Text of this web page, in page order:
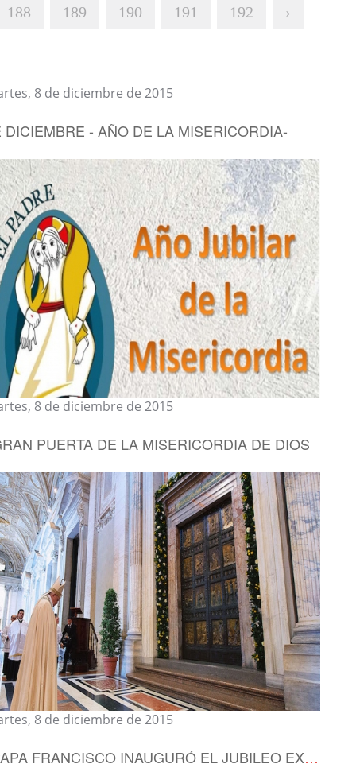
188 189 190 191 192 ›
8 de diciembre de 2015
DICIEMBRE - AÑO DE LA MISERICORDIA-
8 de diciembre de 2015
PUERTA DE LA MISERICORDIA DE DIOS
8 de diciembre de 2015
EL PAPA FRANCISCO INAUGURÓ EL JUBILEO EXTRAORDINARIO DE LA MISERICORDIA